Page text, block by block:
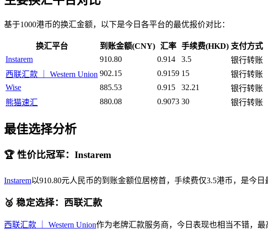
基于1000港币的换汇金额，以下是今日各平台的最优报价对比：
换汇平台 到账金额(CNY) 汇率 手续费(HKD) 支付方式
Instarem
910.80 0.914 3.5
银行转账
西联汇款 ｜ Western Union 902.15 0.9159 15
银行转账
Wise
885.53 0.915 32.21
银行转账
熊猫速汇
880.08 0.9073 30 银行转账
最佳选择分析
🏆 性价比冠军：Instarem
Instarem以910.80元人民币的到账金额位居榜首，手续费仅3.5港币，是今
🥈 稳定选择：西联汇款
西联汇款 ｜ Western Union作为老牌汇款服务商，今日表现也相当不错，